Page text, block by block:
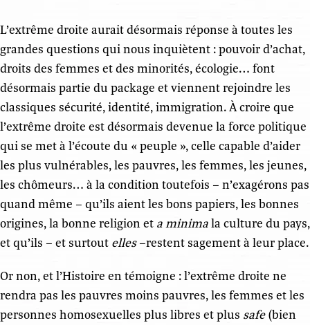
L’extrême droite aurait désormais réponse à toutes les
grandes questions qui nous inquiètent : pouvoir d’achat,
droits des femmes et des minorités, écologie… font
désormais partie du package et viennent rejoindre les
classiques sécurité, identité, immigration. À croire que
l’extrême droite est désormais devenue la force politique
qui se met à l’écoute du « peuple », celle capable d’aider
les plus vulnérables, les pauvres, les femmes, les jeunes,
les chômeurs… à la condition toutefois – n’exagérons pas
quand même – qu’ils aient les bons papiers, les bonnes
origines, la bonne religion et a minimala culture du pays,
et qu’ils – et surtout elles–restent sagement à leur place.
Or non, et l’Histoire en témoigne : l’extrême droite ne
rendra pas les pauvres moins pauvres, les femmes et les
personnes homosexuelles plus libres et plus safe(bien